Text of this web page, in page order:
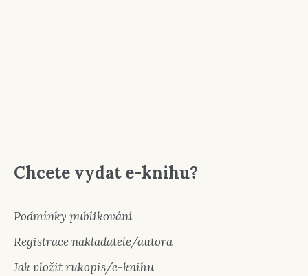
Chcete vydat e-knihu?
Podmínky publikování
Registrace nakladatele/autora
Jak vložit rukopis/e-knihu